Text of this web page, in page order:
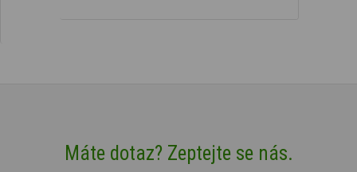
Máte dotaz? Zeptejte se nás.